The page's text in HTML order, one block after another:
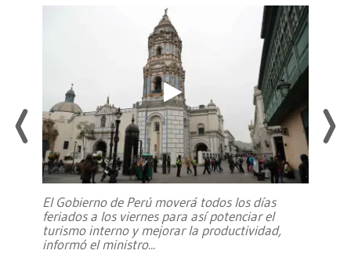
El Gobierno de Perú moverá todos los días
feriados a los viernes para así potenciar el
turismo interno y mejorar la productividad,
informó el ministro...